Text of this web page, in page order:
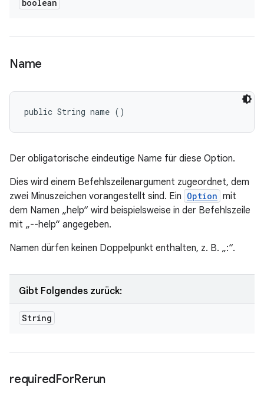
boolean
Name
public String name ()
Der obligatorische eindeutige Name für diese Option.
Dies wird einem Befehlszeilenargument zugeordnet, dem
zwei Minuszeichen vorangestellt sind. Ein Option mit
dem Namen „help“ wird beispielsweise in der Befehlszeile
mit „--help“ angegeben.
Namen dürfen keinen Doppelpunkt enthalten, z. B. „:“.
Gibt Folgendes zurück:
String
requiredForRerun